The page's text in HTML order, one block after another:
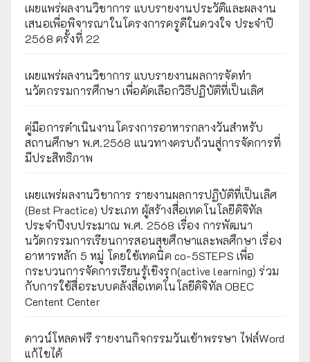
เผยแพร่ผลงานวิชาการ แบบรายงานประวัติและผลงาน
เสนอเพื่อพิจารณาในโครงการครูดีในดวงใจ ประจำปี
2568 ครั้งที่ 22
เผยแพร่ผลงานวิชาการ แบบรายงานผลการจัดทำ
นวัตกรรมการศึกษา เพื่อคัดเลือกวิธีปฏิบัติที่เป็นเลิศ
คู่มือการดำเนินงานโครงการอาหารกลางวันสำหรับ
สถานศึกษา พ.ศ.2568 แนวทางครบถ้วนสู่การจัดการที่
มีประสิทธิภาพ
เผยเเพร่ผลงานวิชาการ รายงานผลการปฏิบัติที่เป็นเลิศ
(Best Practice) ประเภท ผู้สร้างสื่อเทคโนโลยีดิจิทัล
ประจำปีงบประมาณ พ.ศ. 2568 เรื่อง การพัฒนา
นวัตกรรมการเรียนการสอนสุขศึกษาและพลศึกษา เรื่อง
อาหารหลัก 5 หมู่ โดยใช้เทคนิค co-5STEPS เพื่อ
กระบวนการจัดการเรียนรู้เชิงรุก(active learning) ร่วม
กับการใช้สื่อระบบคลังสื่อเทคโนโลยีดิจิทัล OBEC
Centent Center
ดาวน์โหลดฟรี รายงานกิจกรรมวันเข้าพรรษา ไฟล์Word
แก้ไขได้